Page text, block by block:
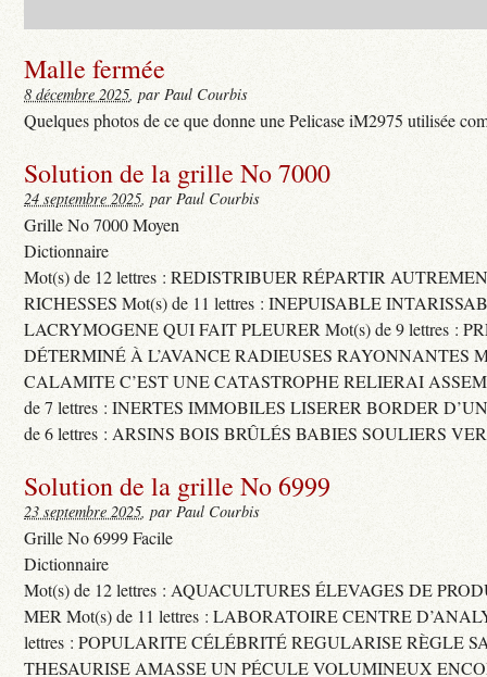
Malle fermée
8 décembre 2025, par Paul Courbis
Quelques photos de ce que donne une Pelicase iM2975 utilisée
Solution de la grille No 7000
24 septembre 2025, par Paul Courbis
Grille No 7000 Moyen
Dictionnaire
Mot(s) de 12 lettres : REDISTRIBUER RÉPARTIR
RICHESSES Mot(s) de 11 lettres : INEPUISABLE
LACRYMOGENE QUI FAIT PLEURER Mot(s) de 9 lettres :
DÉTERMINÉ À L’AVANCE RADIEUSES RAYONNANTES
CALAMITE C’EST UNE CATASTROPHE RELIERAI
de 7 lettres : INERTES IMMOBILES LISERER BORDER
de 6 lettres : ARSINS BOIS BRÛLÉS BABIES SOULIERS
Solution de la grille No 6999
23 septembre 2025, par Paul Courbis
Grille No 6999 Facile
Dictionnaire
Mot(s) de 12 lettres : AQUACULTURES ÉLEVAGES DE
MER Mot(s) de 11 lettres : LABORATOIRE CENTRE
lettres : POPULARITE CÉLÉBRITÉ REGULARISE RÈGLE
THESAURISE AMASSE UN PÉCULE VOLUMINEUX